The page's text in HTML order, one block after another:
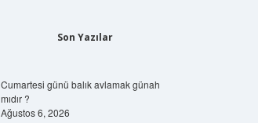
Son Yazılar
Cumartesi günü balık avlamak günah
mıdır ?
Ağustos 6, 2026